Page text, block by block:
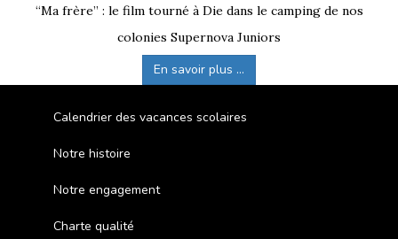
“Ma frère” : le film tourné à Die dans le camping de nos
colonies Supernova Juniors
En savoir plus ...
Calendrier des vacances scolaires
Notre histoire
Notre engagement
Charte qualité